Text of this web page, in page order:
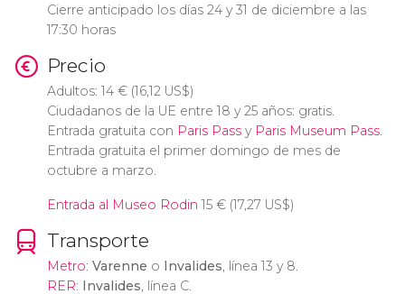
Cierre anticipado los días 24 y 31 de diciembre a las
17:30 horas
Precio
Adultos: 14 €(16,12 US$)
Ciudadanos de la UE entre 18 y 25 años: gratis.
Entrada gratuita con Paris Passy Paris Museum Pass.
Entrada gratuita el primer domingo de mes de
octubre a marzo.
Entrada al Museo Rodin 15 €(17,27 US$)
Transporte
Metro: Varenne o Invalides, línea 13 y 8.
RER: Invalides, línea C.